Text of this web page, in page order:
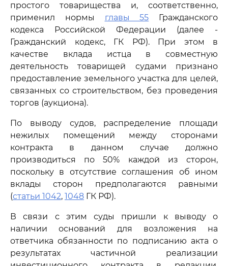
простого товарищества и, соответственно,
применил нормы главы 55 Гражданского
кодекса Российской Федерации (далее -
Гражданский кодекс, ГК РФ). При этом в
качестве вклада истца в совместную
деятельность товарищей судами признано
предоставление земельного участка для целей,
связанных со строительством, без проведения
торгов (аукциона).
По выводу судов, распределение площади
нежилых помещений между сторонами
контракта в данном случае должно
производиться по 50% каждой из сторон,
поскольку в отсутствие соглашения об ином
вклады сторон предполагаются равными
(статьи 1042, 1048 ГК РФ).
В связи с этим суды пришли к выводу о
наличии оснований для возложения на
ответчика обязанности по подписанию акта о
результатах частичной реализации